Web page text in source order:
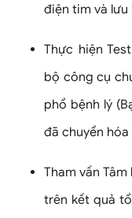
điện tim và lưu
Thực hiện
bộ công cụ
phổ bệnh lý
đã chuyển hóa
Tham vấn
trên kết quả